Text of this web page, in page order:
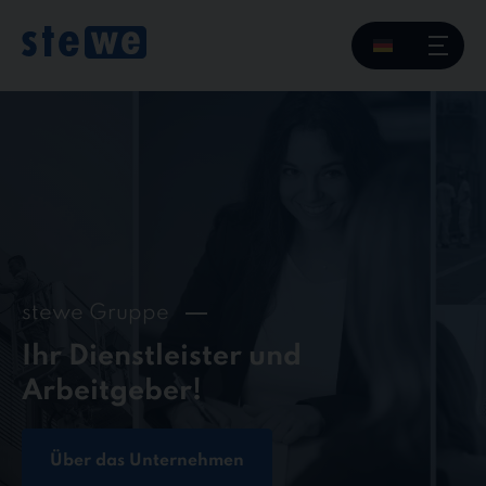
content
stewe Gruppe
Ihr Dienstleister und
Arbeitgeber!
Über das Unternehmen